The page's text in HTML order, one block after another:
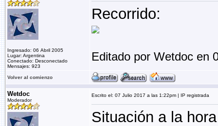
Ingresado: 06 Abril 2005
Lugar: Argentina
Conectado: Desconectado
Mensajes: 923
Recorrido:
Editado por Wetdoc en
Volver al comienzo
Wetdoc
Moderador
Escrito el: 07 Julio 2017 a las 1:22pm | IP registrada
Situación a la